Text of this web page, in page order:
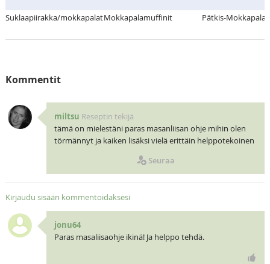
Suklaapiirakka/mokkapalatMokkapalamuffinit Pätkis-Mokkapalat
Kommentit
miltsu Reseptin tekijä
tämä on mielestäni paras masanliisan ohje mihin olen
törmännyt ja kaiken lisäksi vielä erittäin helppotekoinen
Seuraa
Kirjaudu sisään kommentoidaksesi
jonu64
Paras masaliisaohje ikinä! Ja helppo tehdä.